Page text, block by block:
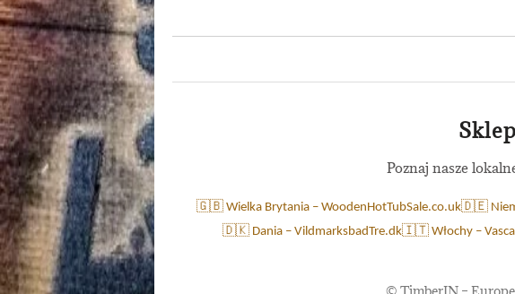
Poznaj nasze
🇬🇧 Wielka Brytania – WoodenHotTubSale.co.uk🇩🇪
🇩🇰 Dania – VildmarksbadTre.dk🇮🇹 Włochy –